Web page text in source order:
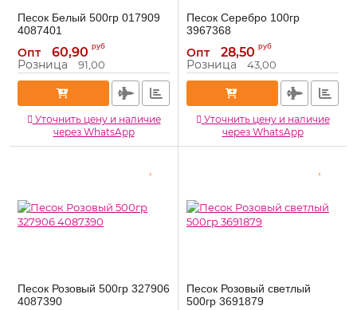
Песок Белый 500гр 017909
4087401
Артикул: 4087401
Опт 60,90 руб
Розница 91,00
Уточнить цену и наличие
через WhatsApp
Песок Серебро 100гр
3967368
Артикул: 3967368
Опт 28,50 руб
Розница 43,00
Уточнить цену и наличие
через WhatsApp
Песок Розовый 500гр 327906
4087390
Песок Розовый светлый
500гр 3691879